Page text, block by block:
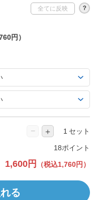
全てに反映 ？
円）
− ＋ セット
18ポイント
1,600円 （税込1,760円）
る